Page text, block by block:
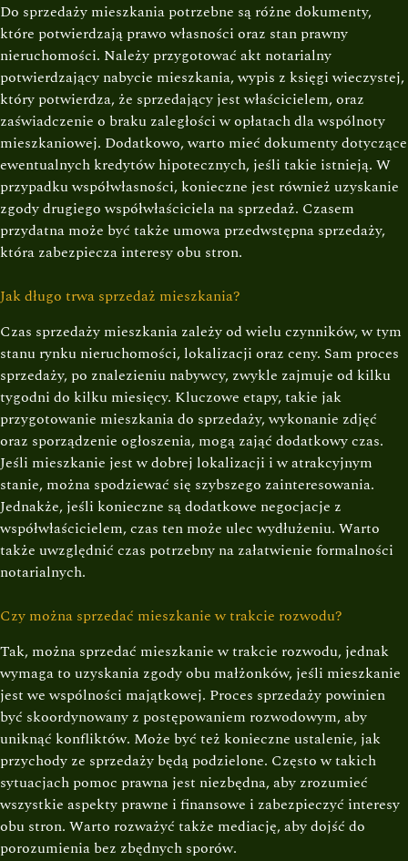
Do sprzedaży mieszkania potrzebne są różne dokumenty,
które potwierdzają prawo własności oraz stan prawny
nieruchomości. Należy przygotować akt notarialny
potwierdzający nabycie mieszkania, wypis z księgi wieczystej,
który potwierdza, że sprzedający jest właścicielem, oraz
zaświadczenie o braku zaległości w opłatach dla wspólnoty
mieszkaniowej. Dodatkowo, warto mieć dokumenty dotyczące
ewentualnych kredytów hipotecznych, jeśli takie istnieją. W
przypadku współwłasności, konieczne jest również uzyskanie
zgody drugiego współwłaściciela na sprzedaż. Czasem
przydatna może być także umowa przedwstępna sprzedaży,
która zabezpiecza interesy obu stron.
Jak długo trwa sprzedaż mieszkania?
Czas sprzedaży mieszkania zależy od wielu czynników, w tym
stanu rynku nieruchomości, lokalizacji oraz ceny. Sam proces
sprzedaży, po znalezieniu nabywcy, zwykle zajmuje od kilku
tygodni do kilku miesięcy. Kluczowe etapy, takie jak
przygotowanie mieszkania do sprzedaży, wykonanie zdjęć
oraz sporządzenie ogłoszenia, mogą zająć dodatkowy czas.
Jeśli mieszkanie jest w dobrej lokalizacji i w atrakcyjnym
stanie, można spodziewać się szybszego zainteresowania.
Jednakże, jeśli konieczne są dodatkowe negocjacje z
współwłaścicielem, czas ten może ulec wydłużeniu. Warto
także uwzględnić czas potrzebny na załatwienie formalności
notarialnych.
Czy można sprzedać mieszkanie w trakcie rozwodu?
Tak, można sprzedać mieszkanie w trakcie rozwodu, jednak
wymaga to uzyskania zgody obu małżonków, jeśli mieszkanie
jest we wspólności majątkowej. Proces sprzedaży powinien
być skoordynowany z postępowaniem rozwodowym, aby
uniknąć konfliktów. Może być też konieczne ustalenie, jak
przychody ze sprzedaży będą podzielone. Często w takich
sytuacjach pomoc prawna jest niezbędna, aby zrozumieć
wszystkie aspekty prawne i finansowe i zabezpieczyć interesy
obu stron. Warto rozważyć także mediację, aby dojść do
porozumienia bez zbędnych sporów.